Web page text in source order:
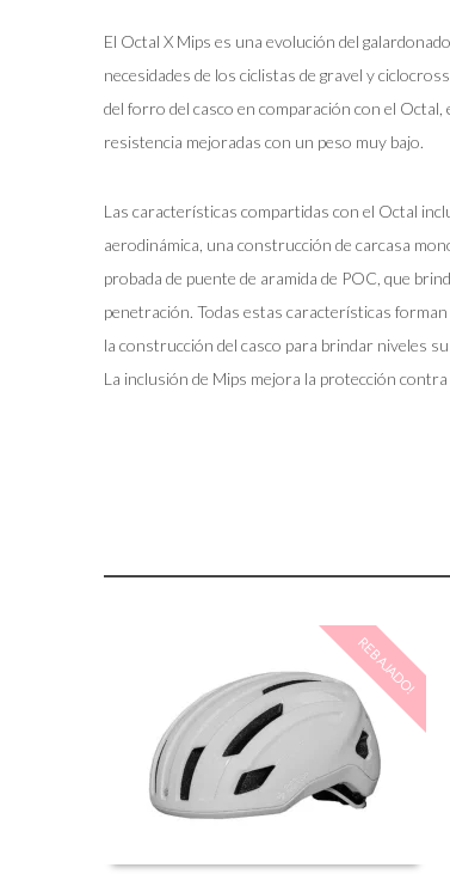
El Octal X Mips es una evolución del
necesidades de los ciclistas de gravel y
del forro del casco en comparación con el Octal,
resistencia mejoradas con un peso muy bajo.
Las características compartidas con el Octal
aerodinámica, una construcción de carcasa
probada de puente de aramida de POC, que
penetración. Todas estas características
la construcción del casco para brindar niveles
La inclusión de Mips mejora la protección
REBAJADO!